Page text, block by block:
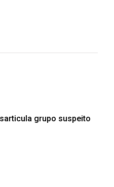
grupo suspeito